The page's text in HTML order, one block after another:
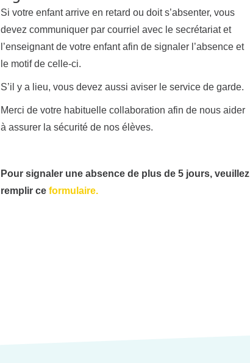
Si votre enfant arrive en retard ou doit s’absenter, vous
devez communiquer par courriel avec le secrétariat et
l’enseignant de votre enfant afin de signaler l’absence et
le motif de celle-ci.
S’il y a lieu, vous devez aussi aviser le service de garde.
Merci de votre habituelle collaboration afin de nous aider
à assurer la sécurité de nos élèves.
Pour signaler une absence de plus de 5 jours, veuillez
remplir ce formulaire.